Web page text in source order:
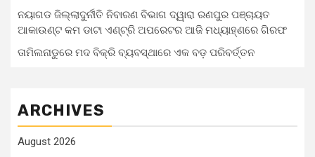
ନୟାଗଡ ଜିଲ୍ଲାଦୁର୍ନୀତି ନିବାରଣ ବିଭାଗ ଦ୍ୱାରା ରଣପୁର ପଞ୍ଚାୟତ
ଆକାଉଣ୍ଟ କମ ଡାଟା ଏଣ୍ଟ୍ରି ଅପରେଟର ଆଜି ମଧ୍ୟାହ୍‌ଣରେ ଗିରଫ
ତାମିଲନାଡୁରେ ମଦ ବିକ୍ରି ବ୍ୟବସ୍ଥାରେ ଏକ ବଡ଼ ପରିବର୍ତ୍ତନ
ARCHIVES
August 2026